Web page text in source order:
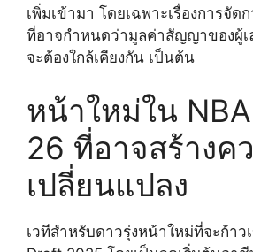
เพิ่มเข้ามา โดยเฉพาะเรื่องการจัด
ที่อาจกำหนดว่ามูลค่าสัญญาของผู้
จะต้องใกล้เคียงกัน เป็นต้น
หน้าใหม่ใน
26 ที่อาจสร้างค
เปลี่ยนแปลง
เวทีสำหรับดาวรุ่งหน้าใหม่ที่จะก้าว